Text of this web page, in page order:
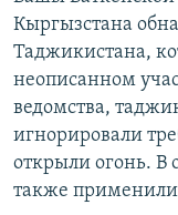
Кыргызстана
Таджикистана,
неописанном
ведомства,
игнорировали
открыли огонь. В
также